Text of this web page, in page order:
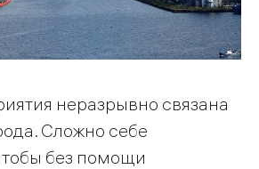
неразрывно связана
Сложно себе
без помощи